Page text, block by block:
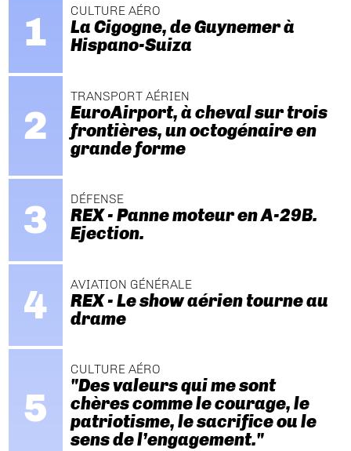
CULTURE AÉRO
La Cigogne, de Guynemer à
Hispano-Suiza
TRANSPORT AÉRIEN
EuroAirport, à cheval sur trois
frontières, un octogénaire en
grande forme
DÉFENSE
REX - Panne moteur en A-29B.
Ejection.
AVIATION GÉNÉRALE
REX - Le show aérien tourne au
drame
CULTURE AÉRO
"Des valeurs qui me sont
chères comme le courage, le
patriotisme, le sacrifice ou le
sens de l’engagement."